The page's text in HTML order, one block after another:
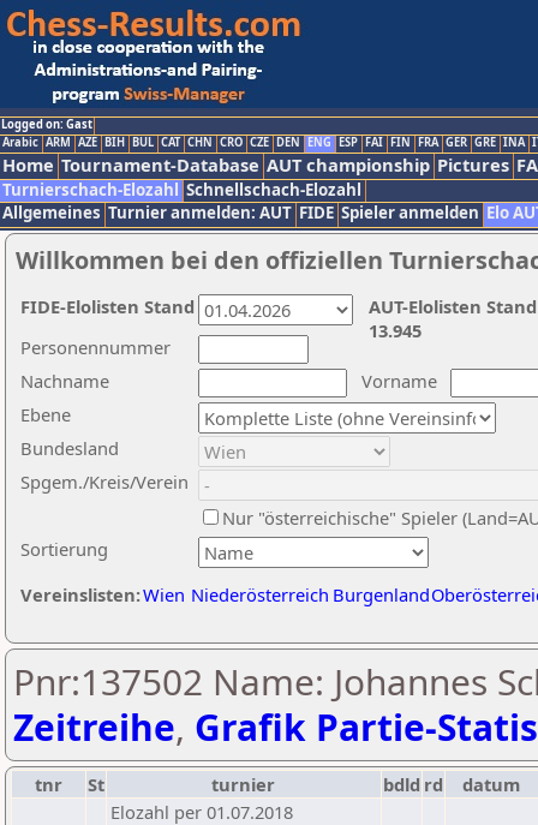
Logged on: Gast
Arabic ARM AZE BIH BUL CAT CHN CRO CZE DEN ENG ESP FAI FIN FRA GER GRE INA
Home Tournament-Database AUT championship Pictures
Turnierschach-Elozahl Schnellschach-Elozahl
Allgemeines Turnier anmelden: AUT FIDE Spieler anmelden Elo
Willkommen bei den offiziellen
Nachname
Vorname
Ebene
Sortierung
Personennummer
Bundesland
Spgem./Kreis/Verein
Nur "österreichische" Spieler
Vereinslisten:Wien Niederösterreich Burgenland
AUT-Elolisten
13.945
FIDE-Elolisten Stand
Pnr:137502 Name: Johannes
Zeitreihe, Grafik Partie-
tnr St turnier bdld rd
datum
Elozahl per 01.07.2018